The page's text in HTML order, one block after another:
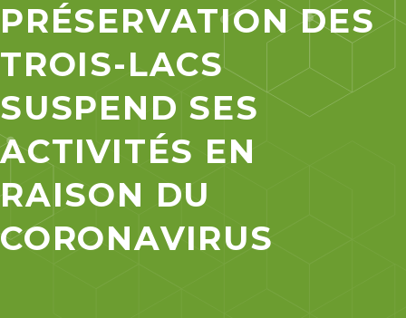
PRÉSERVATION DES
TROIS-LACS
SUSPEND SES
ACTIVITÉS EN
RAISON DU
CORONAVIRUS